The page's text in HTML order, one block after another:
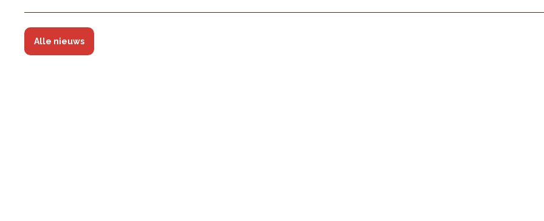
Alle nieuws